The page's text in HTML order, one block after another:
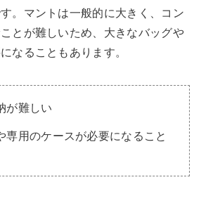
。マントは一般的に大きく、コン
とが難しいため、大きなバッグや
なることもあります。
が難しい
専用のケースが必要になること